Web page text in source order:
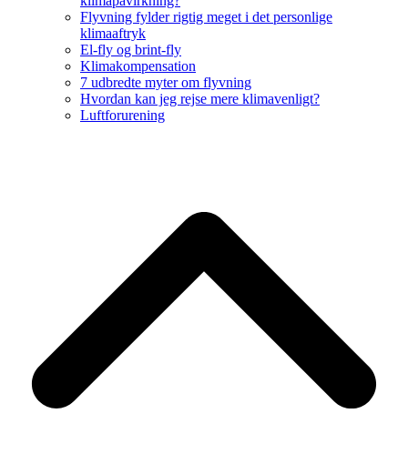
Flyvning fylder rigtig meget i det personlige
klimaaftryk
El-fly og brint-fly
Klimakompensation
7 udbredte myter om flyvning
Hvordan kan jeg rejse mere klimavenligt?
Luftforurening